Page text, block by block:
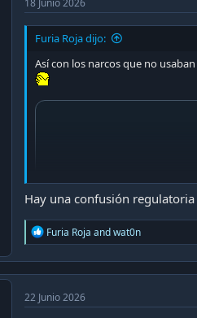
18 Junio 2026
Furia Roja dijo:
Así con los narcos que no
Hay una confusión
R
e
i
o
Furia Roja andwat0n
22 Junio 2026